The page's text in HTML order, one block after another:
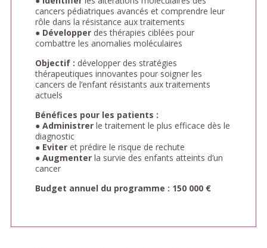
cancers pédiatriques avancés et comprendre leur
rôle dans la résistance aux traitements
● Développerdes thérapies ciblées pour
combattre les anomalies moléculaires
Objectif : développer des stratégies
thérapeutiques innovantes pour soigner les
cancers de l’enfant résistants aux traitements
actuels
Bénéfices pour les patients :
● Administrerle traitement le plus efficace dès le
diagnostic
● Eviteret prédire le risque de rechute
●Augmenter la survie des enfants atteints d’un
cancer
Budget annuel du programme : 150 000 €